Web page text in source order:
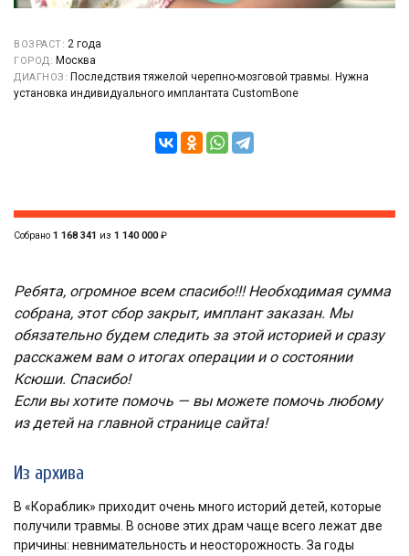
ВОЗРАСТ: 2 года
ГОРОД: Москва
ДИАГНОЗ: Последствия тяжелой черепно-мозговой травмы. Нужна
установка индивидуального имплантата CustomBone
Собрано 1 168 341 из 1 140 000₽
Ребята, огромное всем спасибо!!! Необходимая сумма
собрана, этот сбор закрыт, имплант заказан. Мы
обязательно будем следить за этой историей и сразу
расскажем вам о итогах операции и о состоянии
Ксюши. Спасибо!
Если вы хотите помочь — вы можете помочь любому
из детей на главной странице сайта!
Из архива
В «Кораблик» приходит очень много историй детей, которые
получили травмы. В основе этих драм чаще всего лежат две
причины: невнимательность и неосторожность. За годы